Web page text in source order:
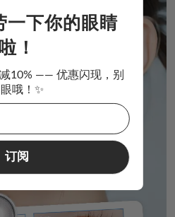
一下你的眼睛
！
10% —— 优惠闪现，别
哦！✨
订阅